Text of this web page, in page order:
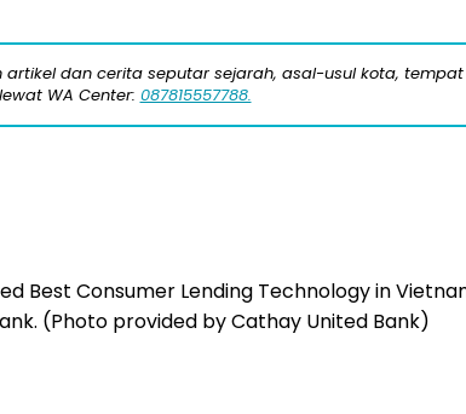
dan cerita seputar sejarah, asal-usul kota,
WA Center: 087815557788.
Best Consumer Lending Technology in
(Photo provided by Cathay United Bank)